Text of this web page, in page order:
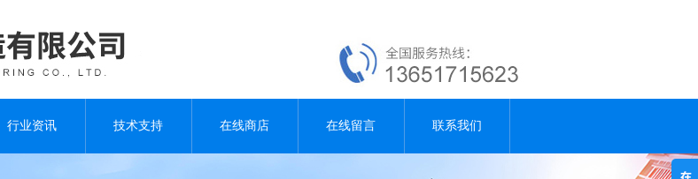
行业资讯 技术支持 在线商店 在线留言 联系我们